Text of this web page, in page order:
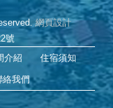
網頁設計
號
介紹 住宿須知
絡我們